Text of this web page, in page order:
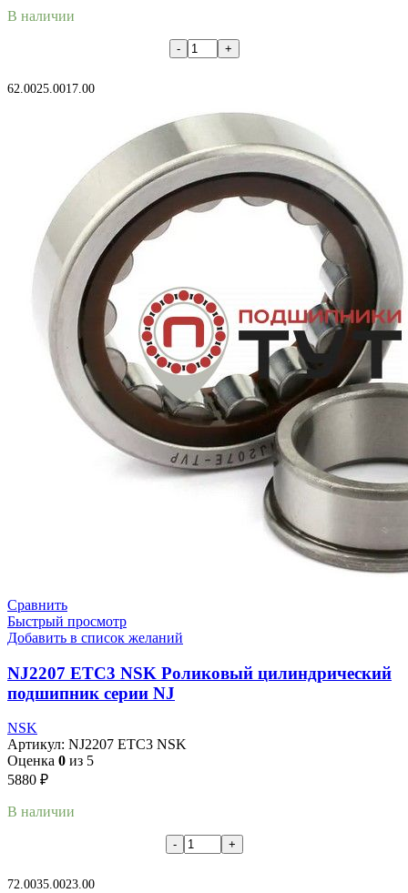
В наличии
62.0025.0017.00
Сравнить
Быстрый просмотр
Добавить в список желаний
NJ2207 ETC3 NSK Роликовый цилиндрический
подшипник серии NJ
NSK
Артикул: NJ2207 ETC3 NSK
Оценка 0 из 5
5880 ₽
В наличии
72.0035.0023.00